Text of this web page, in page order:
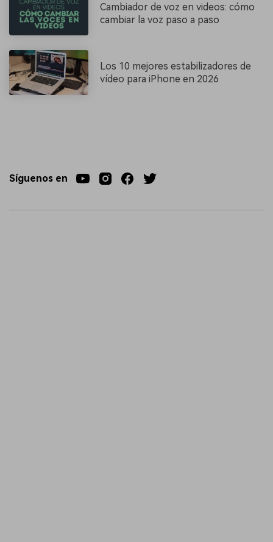
Cambiador de voz en videos: cómo
cambiar la voz paso a paso
Los 10 mejores estabilizadores de
vídeo para iPhone en 2026
Síguenos en